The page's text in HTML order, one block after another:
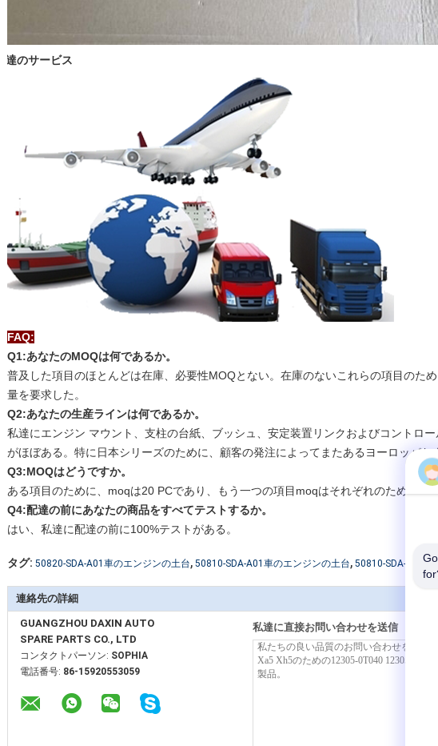
私達のサービス
FAQ:
Q1:あなたのMOQは何であるか。
普及した項目のほとんどは在庫、必要性MOQとない。在庫のないこれらの項目のた
量を要求した。
Q2:あなたの生産ラインは何であるか。
私達にエンジン マウント、支柱の台紙、ブッシュ、安定装置リンクおよびコントロ
がほぼある。特に日本シリーズのために、顧客の発注によってまたあるヨーロッパお
Q3:MOQはどうですか。
ある項目のために、moqは20 PCであり、もう一つの項目moqはそれぞれのための
Q4:配達の前にあなたの商品をすべてテストするか。
はい、私達に配達の前に100%テストがある。
タグ: 50820-SDA-A01車のエンジンの土台, 50810-SDA-A01車のエンジンの土台, 50810-SDA-A01エ
連絡先の詳細
GUANGZHOU DAXIN AUTO
SPARE PARTS CO., LTD
コンタクトパーソン: SOPHIA
電話番号: 86-15920553059
私達に直接お問い合わせを送信